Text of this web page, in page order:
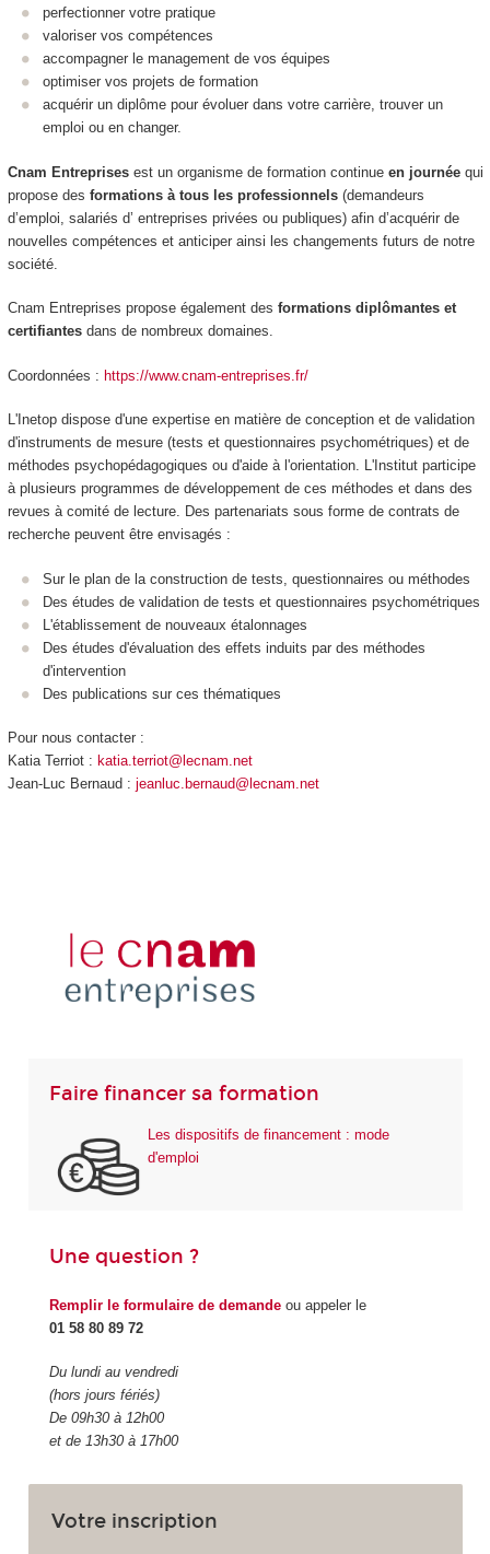
perfectionner votre pratique
valoriser vos compétences
accompagner le management de vos équipes
optimiser vos projets de formation
acquérir un diplôme pour évoluer dans votre carrière, trouver un
emploi ou en changer.
Cnam Entreprisesest un organisme de formation continue en journéequi
propose des formations à tous les professionnels(demandeurs
d’emploi, salariés d’ entreprises privées ou publiques) afin d’acquérir de
nouvelles compétences et anticiper ainsi les changements futurs de notre
société.
Cnam Entreprises propose également des formations diplômantes et
certifiantesdans de nombreux domaines.
Coordonnées : https://www.cnam-entreprises.fr/
L'Inetop dispose d'une expertise en matière de conception et de validation
d'instruments de mesure (tests et questionnaires psychométriques) et de
méthodes psychopédagogiques ou d'aide à l'orientation. L'Institut participe
à plusieurs programmes de développement de ces méthodes et dans des
revues à comité de lecture. Des partenariats sous forme de contrats de
recherche peuvent être envisagés :
Sur le plan de la construction de tests, questionnaires ou méthodes
Des études de validation de tests et questionnaires psychométriques
L'établissement de nouveaux étalonnages
Des études d'évaluation des effets induits par des méthodes
d'intervention
Des publications sur ces thématiques
Pour nous contacter :
Katia Terriot : katia.terriot@lecnam.net
Jean-Luc Bernaud : jeanluc.bernaud@lecnam.net
Faire financer sa formation
Les dispositifs de financement : mode
d'emploi
Une question ?
Remplir le formulaire de demandeou appeler le
01 58 80 89 72
Du lundi au vendredi
(hors jours fériés)
De 09h30 à 12h00
et de 13h30 à 17h00
Votre inscription